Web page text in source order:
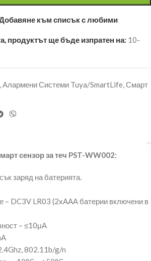
към списък с любими
продуктът ще бъде изпратен на: 10-
,Алармени Системи Tuya/SmartLife,Смарт
сензор за теч PST-WW002:
заряд на батерията.
– DC3V LR03 (2xAAA батерии включени в
– ≤10μА
802.11b/g/n